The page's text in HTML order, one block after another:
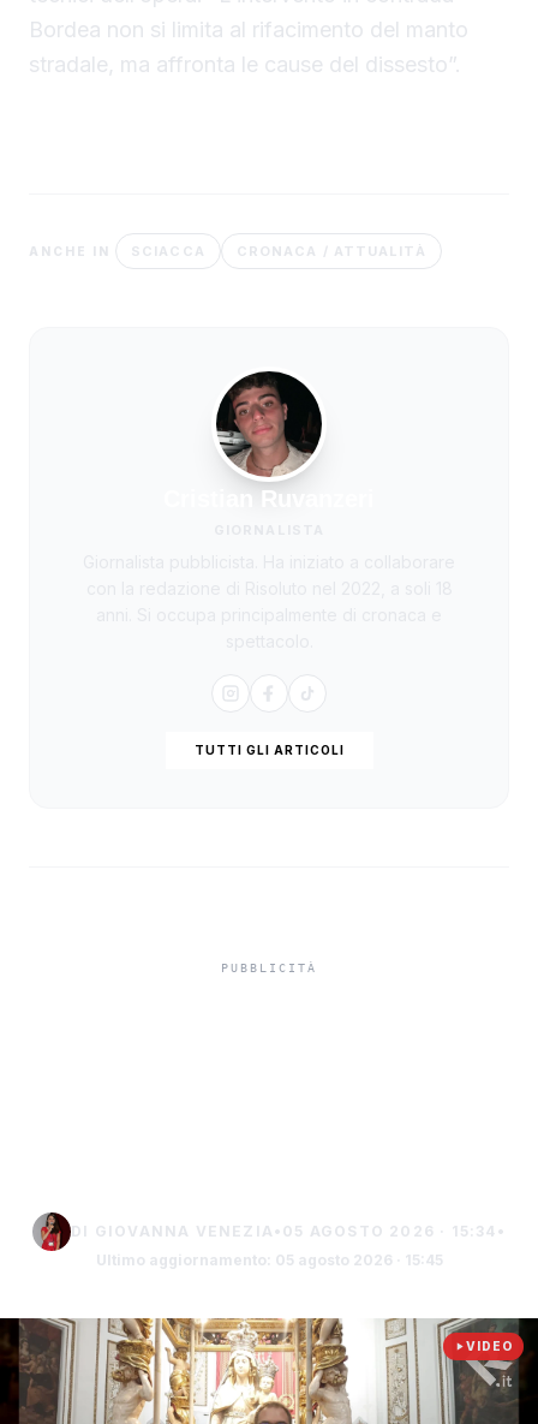
Bordea non si limita al rifacimento del manto
stradale, ma affronta le cause del dissesto”.
ANCHE IN SCIACCA CRONACA / ATTUALITÀ
Cristian Ruvanzeri
TUTTI GLI ARTICOLI
DI GIOVANNA VENEZIA • 05 AGOSTO 2026 · 15:34 •
Ultimo aggiornamento: 05 agosto 2026 · 15:45
VIDEO